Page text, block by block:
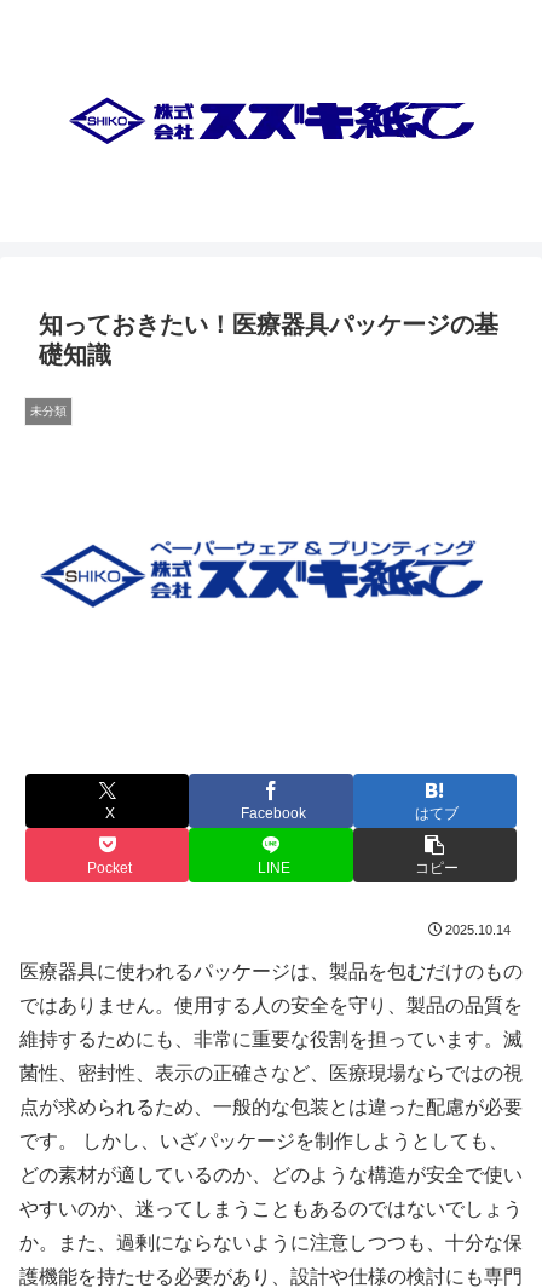
知っておきたい！医療器具パッケージの基
礎知識
未分類
X Facebook はてブ
Pocket LINE コピー
2025.10.14
医療器具に使われるパッケージは、製品を包むだけのもの
ではありません。使用する人の安全を守り、製品の品質を
維持するためにも、非常に重要な役割を担っています。滅
菌性、密封性、表示の正確さなど、医療現場ならではの視
点が求められるため、一般的な包装とは違った配慮が必要
です。 しかし、いざパッケージを制作しようとしても、
どの素材が適しているのか、どのような構造が安全で使い
やすいのか、迷ってしまうこともあるのではないでしょう
か。また、過剰にならないように注意しつつも、十分な保
護機能を持たせる必要があり、設計や仕様の検討にも専門